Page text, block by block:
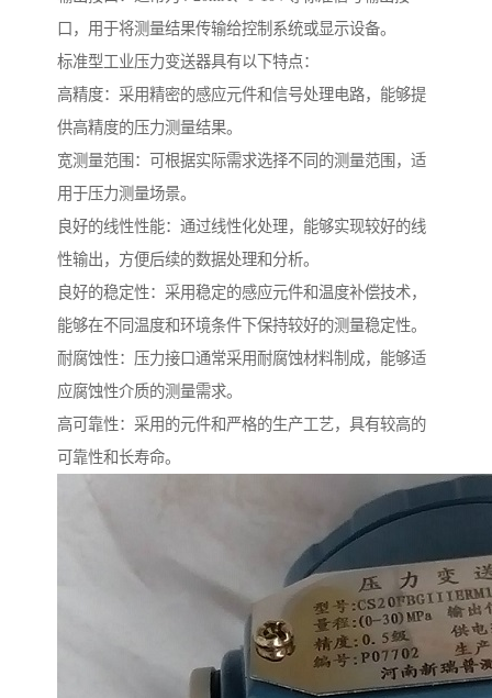
口，用于将测量结果传输给控制系统或显示设备。
标准型工业压力变送器具有以下特点：
高精度：采用精密的感应元件和信号处理电路，能够提
供高精度的压力测量结果。
宽测量范围：可根据实际需求选择不同的测量范围，适
用于压力测量场景。
良好的线性性能：通过线性化处理，能够实现较好的线
性输出，方便后续的数据处理和分析。
良好的稳定性：采用稳定的感应元件和温度补偿技术，
能够在不同温度和环境条件下保持较好的测量稳定性。
耐腐蚀性：压力接口通常采用耐腐蚀材料制成，能够适
应腐蚀性介质的测量需求。
高可靠性：采用的元件和严格的生产工艺，具有较高的
可靠性和长寿命。